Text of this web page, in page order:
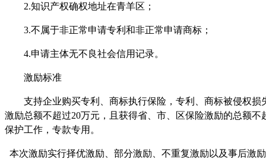
2.知识产权确权地址在青羊区；
3.不属于非正常申请专利和非正常申请商标；
4.申请主体无不良社会信用记录。
激励标准
支持企业购买专利、商标执行保险，专利、商标被侵权损
激励总额不超过20万元，且获得省、市、区保险激励的总额
保护工作，专款专用。
本次激励实行择优激励、部分激励、不重复激励以及事后激